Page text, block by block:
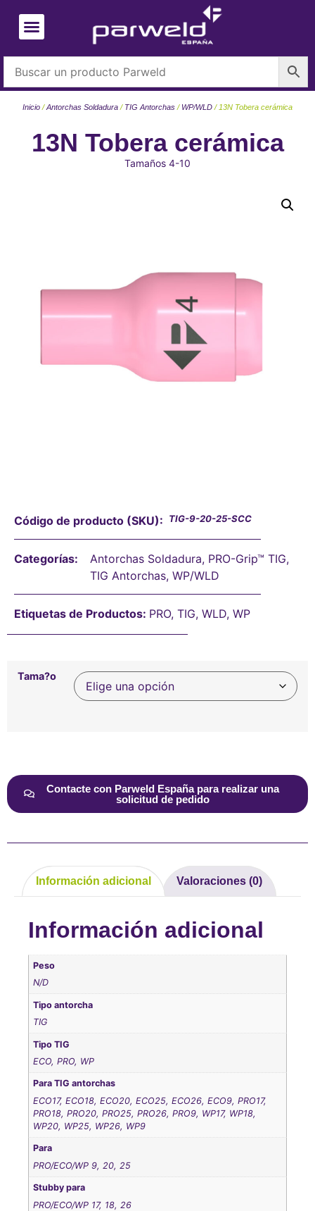
13N Tobera cerámica
Tamaños 4-10
Inicio /Antorchas Soldadura / TIG Antorchas / WP/WLD / 13N Tobera cerámica
Código de producto (SKU): TIG-9-20-25-SCC
Categorías: Antorchas Soldadura, PRO-Grip™ TIG,
TIG Antorchas, WP/WLD
Etiquetas de Productos: PRO, TIG, WLD, WP
Tama?o
Contacte con Parweld España para realizar una
solicitud de pedido
Información adicional Valoraciones (0)
Información adicional
Peso
N/D
Tipo antorcha
TIG
Tipo TIG
ECO, PRO, WP
Para TIG antorchas
ECO17, ECO18, ECO20, ECO25, ECO26, ECO9, PRO17,
PRO18, PRO20, PRO25, PRO26, PRO9, WP17, WP18,
WP20, WP25, WP26, WP9
Para
PRO/ECO/WP 9, 20, 25
Stubby para
PRO/ECO/WP 17, 18, 26